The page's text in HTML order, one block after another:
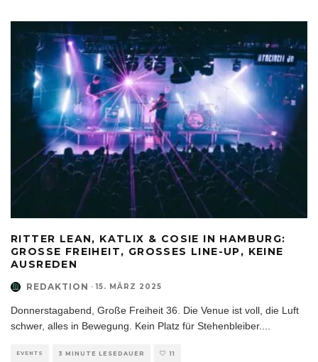
RITTER LEAN, KATLIX & COSIE IN HAMBURG:
GROSSE FREIHEIT, GROSSES LINE-UP, KEINE AU
SREDEN
REDAKTION · 15. MÄRZ 2025
Donnerstagabend, Große Freiheit 36. Die Venue ist voll, die Luft
schwer, alles in Bewegung. Kein Platz für Stehenbleiber....
EVENTS 3 MINUTE LESEDAUER 11